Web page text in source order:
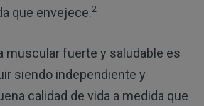
que envejece.2
muscular fuerte y saludable es
siendo independiente y
calidad de vida a medida que